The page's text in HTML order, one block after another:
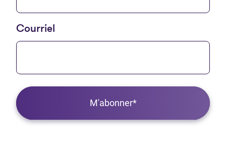
Courriel
M'abonner*